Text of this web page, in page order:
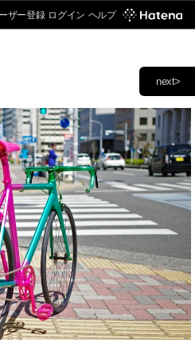
ザー登録 ログイン ヘルプ
next>